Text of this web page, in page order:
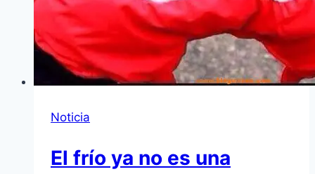
Noticia
El frío ya no es una